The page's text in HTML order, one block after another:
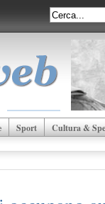
Sport Cultura &